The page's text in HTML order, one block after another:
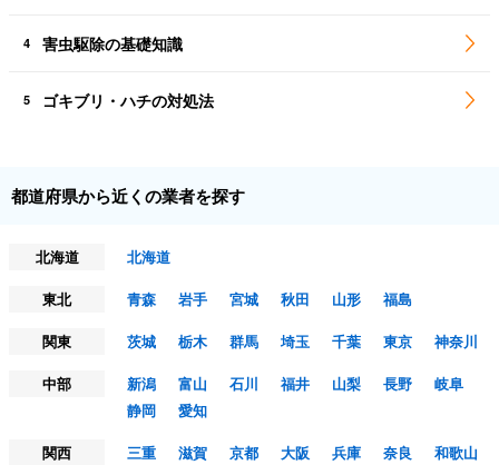
4 害虫駆除の基礎知識
5 ゴキブリ・ハチの対処法
都道府県から近くの業者を探す
北海道
北海道
東北
青森 岩手 宮城 秋田 山形
福島
関東
茨城 栃木 群馬 埼玉 千葉 東京
神奈川
中部
新潟 富山 石川 福井 山梨 長野
岐阜
静岡
愛知
関西
三重 滋賀 京都 大阪 兵庫 奈良
和歌山